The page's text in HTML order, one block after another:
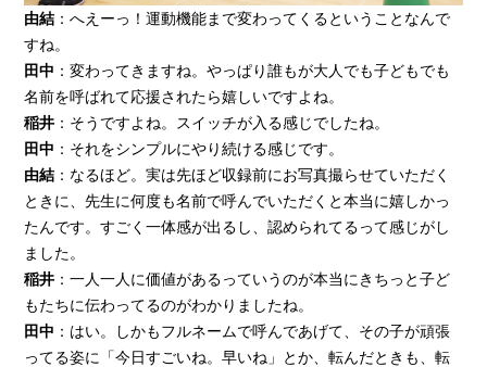
由結 ：へえーっ！運動機能まで変わってくるということなんで
すね。
田中 ：変わってきますね。やっぱり誰もが大人でも子どもでも
名前を呼ばれて応援されたら嬉しいですよね。
稲井 ：そうですよね。スイッチが入る感じでしたね。
田中 ：それをシンプルにやり続ける感じです。
由結 ：なるほど。実は先ほど収録前にお写真撮らせていただく
ときに、先生に何度も名前で呼んでいただくと本当に嬉しかっ
たんです。すごく一体感が出るし、認められてるって感じがし
ました。
稲井 ：一人一人に価値があるっていうのが本当にきちっと子ど
もたちに伝わってるのがわかりましたね。
田中 ：はい。しかもフルネームで呼んであげて、その子が頑張
ってる姿に「今日すごいね。早いね」とか、転んだときも、転